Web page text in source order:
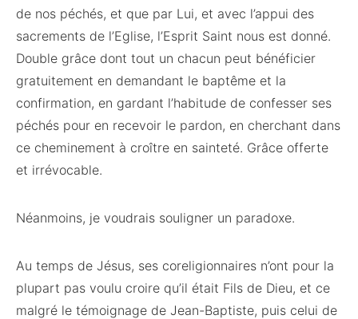
de nos péchés, et que par Lui, et avec l’appui des
sacrements de l’Eglise, l’Esprit Saint nous est donné.
Double grâce dont tout un chacun peut bénéficier
gratuitement en demandant le baptême et la
confirmation, en gardant l’habitude de confesser ses
péchés pour en recevoir le pardon, en cherchant dans
ce cheminement à croître en sainteté. Grâce offerte
et irrévocable.
Néanmoins, je voudrais souligner un paradoxe.
Au temps de Jésus, ses coreligionnaires n’ont pour la
plupart pas voulu croire qu’il était Fils de Dieu, et ce
malgré le témoignage de Jean-Baptiste, puis celui de